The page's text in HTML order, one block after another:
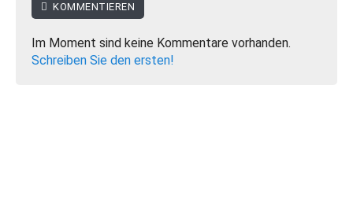
KOMMENTIEREN
Im Moment sind keine Kommentare vorhanden.
Schreiben Sie den ersten!